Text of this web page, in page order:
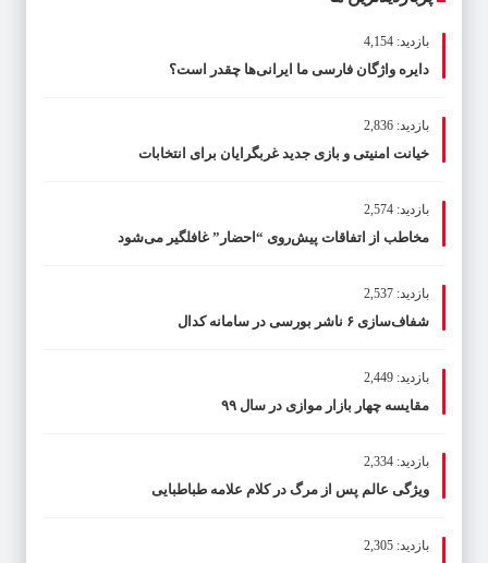
بازدید: 4,154
دایره واژگان فارسی ما ایرانی‌ها چقدر است؟
بازدید: 2,836
خیانت امنیتی و بازی جدید غربگرایان برای انتخابات
بازدید: 2,574
مخاطب از اتفاقات پیش‌روی “احضار” غافلگیر می‌شود
بازدید: 2,537
شفاف‌سازی ۶ ناشر بورسی در سامانه کدال
بازدید: 2,449
مقایسه چهار بازار موازی در سال ۹۹
بازدید: 2,334
ویژگی عالم پس از مرگ در کلام علامه طباطبایی
بازدید: 2,305